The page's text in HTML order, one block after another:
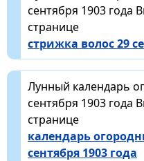
сентября 1903 года
странице
стрижка волос 29
Лунный календарь
сентября 1903 года
странице
календарь
сентября 1903 года